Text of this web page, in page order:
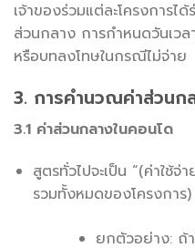
เจ้าของร่วมแต่ละโครงการ
ส่วนกลาง การกำหนดวันเวล
หรือบทลงโทษในกรณีไม่จ่าย
3. การคำนวณค่าส่วนก
3.1 ค่าส่วนกลางในคอนโด
สูตรทั่วไปจะเป็น “(ค่าใช้
รวมทั้งหมดของโครงการ)
ยกตัวอย่าง: ถ้